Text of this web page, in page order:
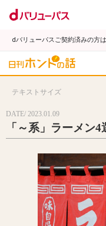
dバリューパスご契約済みの方
テキストサイズ
DATE/ 2023.01.09
「～系」ラーメン